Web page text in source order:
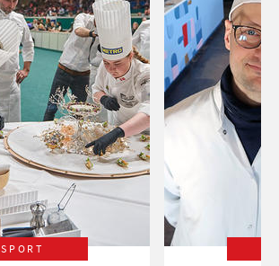
SPORT